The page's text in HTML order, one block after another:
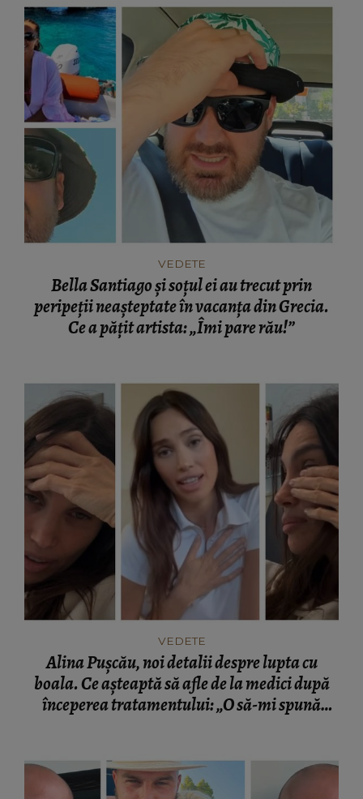
VEDETE
Bella Santiago și soțul ei au trecut prin
peripeții neașteptate în vacanța din Grecia.
Ce a pățit artista: „Îmi pare rău!”
VEDETE
Alina Pușcău, noi detalii despre lupta cu
boala. Ce așteaptă să afle de la medici după
începerea tratamentului: „O să-mi spună